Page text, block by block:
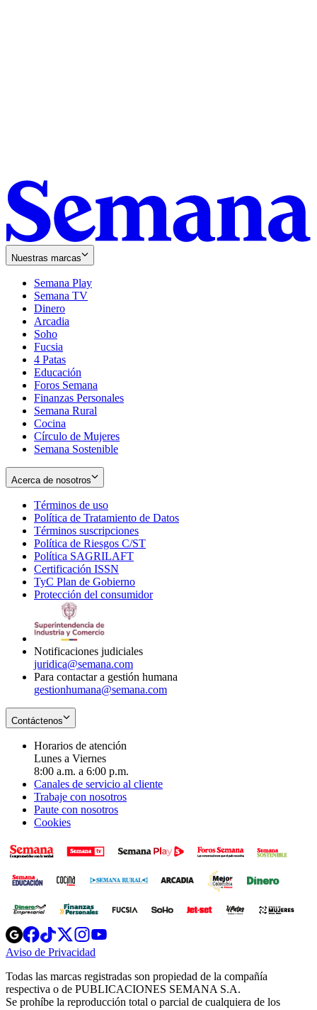
Nuestras marcas
Semana Play
Semana TV
Dinero
Arcadia
Soho
in
new
window
Fucsia
in
new
window
4 Patas
Educación
Foros Semana
Finanzas Personales
Semana Rural
Cocina
Círculo de Mujeres
Semana Sostenible
Acerca de nosotros
Términos de uso
in
new
window
Política de Tratamiento de Datos
Términos suscripciones
in
Política de Riesgos C/ST
Política SAGRILAFT
new
window
Certificación ISSN
in
new
TyC Plan de Gobierno
in
Protección del consumidorOpens
Notificaciones judiciales
juridica@semana.com
Para contactar a gestión humana
gestionhumana@semana.com
Contáctenos
Horarios de atención
Lunes a Viernes
8:00 a.m. a 6:00 p.m.
Canales de servicio al cliente
Trabaje con nosotros
Paute con nosotros
Cookies
Opens
in
new
Opens
in
new
Opens
in
new
window
Opens
new
windowwindow
Aviso de Privacidad
new
window
Todas las marcas registradas son propiedad de la compañía
respectiva o de PUBLICACIONES SEMANA S.A.
Se prohíbe la reproducción total o parcial de cualquiera de los